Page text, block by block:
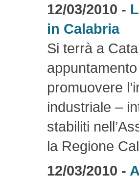
12/03/2010 -
in Calabria
Si terrà a
promuovere
industriale –
stabiliti
la Regione
12/03/2010 -